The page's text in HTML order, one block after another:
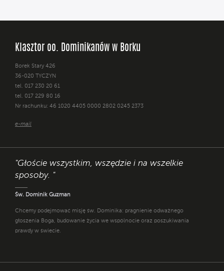
Klasztor oo. Dominikanów w Borku
Borek Stary 426
36-020 TYCZYN
tel. 017 230 20 61
tel. 017 229 80 16
Nr rachunku: 46 1020 4405 0000 2802 0245 2373
e-mail
"Głoście wszystkim, wszędzie i na wszelkie
sposoby. "
Św. Dominik Guzman
Chcemy podejmować misję św. Dominika: pragnienie odważnego
głoszenia Boga, budowanie życia we wspólnocie oraz poszukiwania
prawdy w świecie.